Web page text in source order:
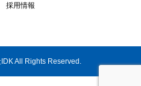
採用情報
All Rights Reserved.